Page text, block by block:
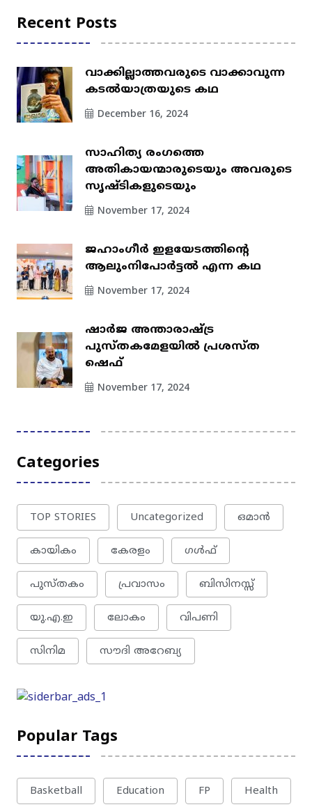
Recent Posts
വാക്കില്ലാത്തവരുടെ വാക്കാവുന്ന
കടൽയാത്രയുടെ കഥ
December 16, 2024
സാഹിത്യ രംഗത്തെ
അതികായന്മാരുടെയും അവരുടെ
സൃഷ്ടികളുടെയും
November 17, 2024
ജഹാംഗീർ ഇളയേടത്തിന്റെ
ആലുംനിപോർട്ടൽ എന്ന കഥ
November 17, 2024
ഷാർജ അന്താരാഷ്ട്ര
പുസ്തകമേളയിൽ പ്രശസ്ത
ഷെഫ്
November 17, 2024
Categories
TOP STORIES Uncategorized ഒമാന്‍
കായികം കേരളം ഗൾഫ്
പുസ്തകം പ്രവാസം ബിസിനസ്സ്
യു.എ.ഇ ലോകം വിപണി
സിനിമ സൗദി അറേബ്യ
Popular Tags
Basketball Education FP Health